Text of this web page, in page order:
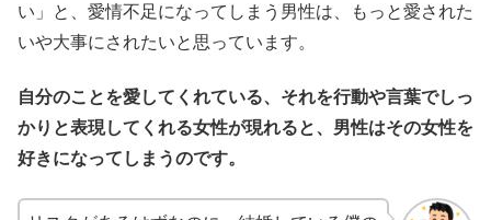
い」と、愛情不足になってしまう男性は、もっと愛された
いや大事にされたいと思っています。
自分のことを愛してくれている、それを行動や言葉でしっ
かりと表現してくれる女性が現れると、男性はその女性を
好きになってしまうのです。